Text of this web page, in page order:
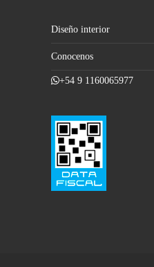
Diseño interior
Conocenos
+54 9 1160065977